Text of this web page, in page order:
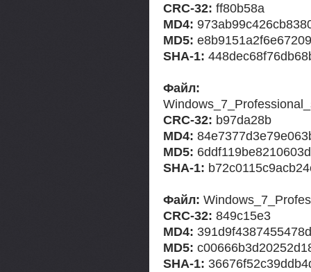
CRC-32: ff80b58a
MD4:
MD5:
SHA-1:
Файл:
CRC-32: b97da28b
MD4:
MD5:
SHA-1:
Файл:
CRC-32: 849c15e3
MD4:
MD5:
SHA-1: